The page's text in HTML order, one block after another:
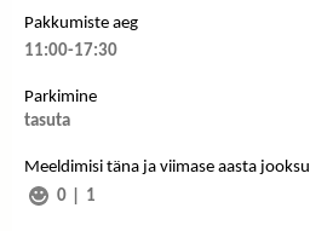
Pakkumiste aeg
11:00-17:30
Parkimine
tasuta
Meeldimisi täna ja viimase aasta jooksul
0
1